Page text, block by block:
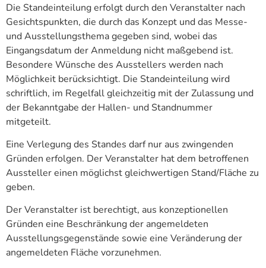
Die Standeinteilung erfolgt durch den Veranstalter nach
Gesichtspunkten, die durch das Konzept und das Messe-
und Ausstellungsthema gegeben sind, wobei das
Eingangsdatum der Anmeldung nicht maßgebend ist.
Besondere Wünsche des Ausstellers werden nach
Möglichkeit berücksichtigt. Die Standeinteilung wird
schriftlich, im Regelfall gleichzeitig mit der Zulassung und
der Bekanntgabe der Hallen- und Standnummer
mitgeteilt.
Eine Verlegung des Standes darf nur aus zwingenden
Gründen erfolgen. Der Veranstalter hat dem betroffenen
Aussteller einen möglichst gleichwertigen Stand/Fläche zu
geben.
Der Veranstalter ist berechtigt, aus konzeptionellen
Gründen eine Beschränkung der angemeldeten
Ausstellungsgegenstände sowie eine Veränderung der
angemeldeten Fläche vorzunehmen.